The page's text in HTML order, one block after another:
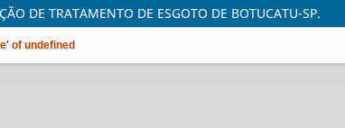
DE TRATAMENTO DE ESGOTO DE BOTUCATU-SP.